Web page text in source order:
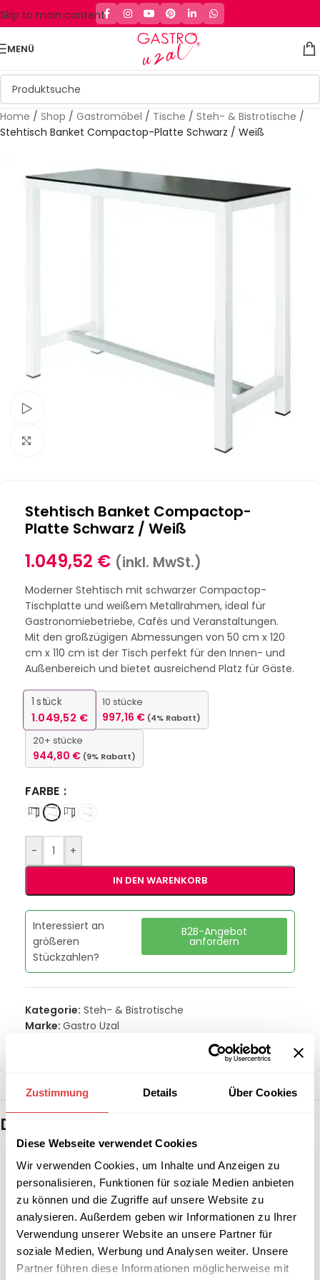
Zustimmung Details Über Cookies
Diese Webseite verwendet Cookies
Wir verwenden Cookies, um Inhalte und Anzeigen zu
personalisieren, Funktionen für soziale Medien anbieten
zu können und die Zugriffe auf unsere Website zu
analysieren. Außerdem geben wir Informationen zu Ihrer
Verwendung unserer Website an unsere Partner für
soziale Medien, Werbung und Analysen weiter. Unsere
Partner führen diese Informationen möglicherweise mit
Skip to main content
MENÜ
Home / Shop / Gastromöbel / Tische / Steh- & Bistrotische /
Stehtisch Banket Compactop-Platte Schwarz / Weiß
Stehtisch Banket Compactop-
Platte Schwarz / Weiß
1.049,52 € (inkl. MwSt.)
Moderner Stehtisch mit schwarzer Compactop-
Tischplatte und weißem Metallrahmen, ideal für
Gastronomiebetriebe, Cafés und Veranstaltungen.
Mit den großzügigen Abmessungen von 50 cm x 120
cm x 110 cm ist der Tisch perfekt für den Innen- und
Außenbereich und bietet ausreichend Platz für Gäste.
1 stück
1.049,52 €
10 stücke
997,16 € (4% Rabatt)
20+ stücke
944,80 € (9% Rabatt)
FARBE
- +
IN DEN WARENKORB
Interessiert an
größeren
Stückzahlen?
B2B-Angebot
anfordern
Kategorie: Steh- & Bistrotische
Marke: Gastro Uzal
Das könnte dir auch gefallen …